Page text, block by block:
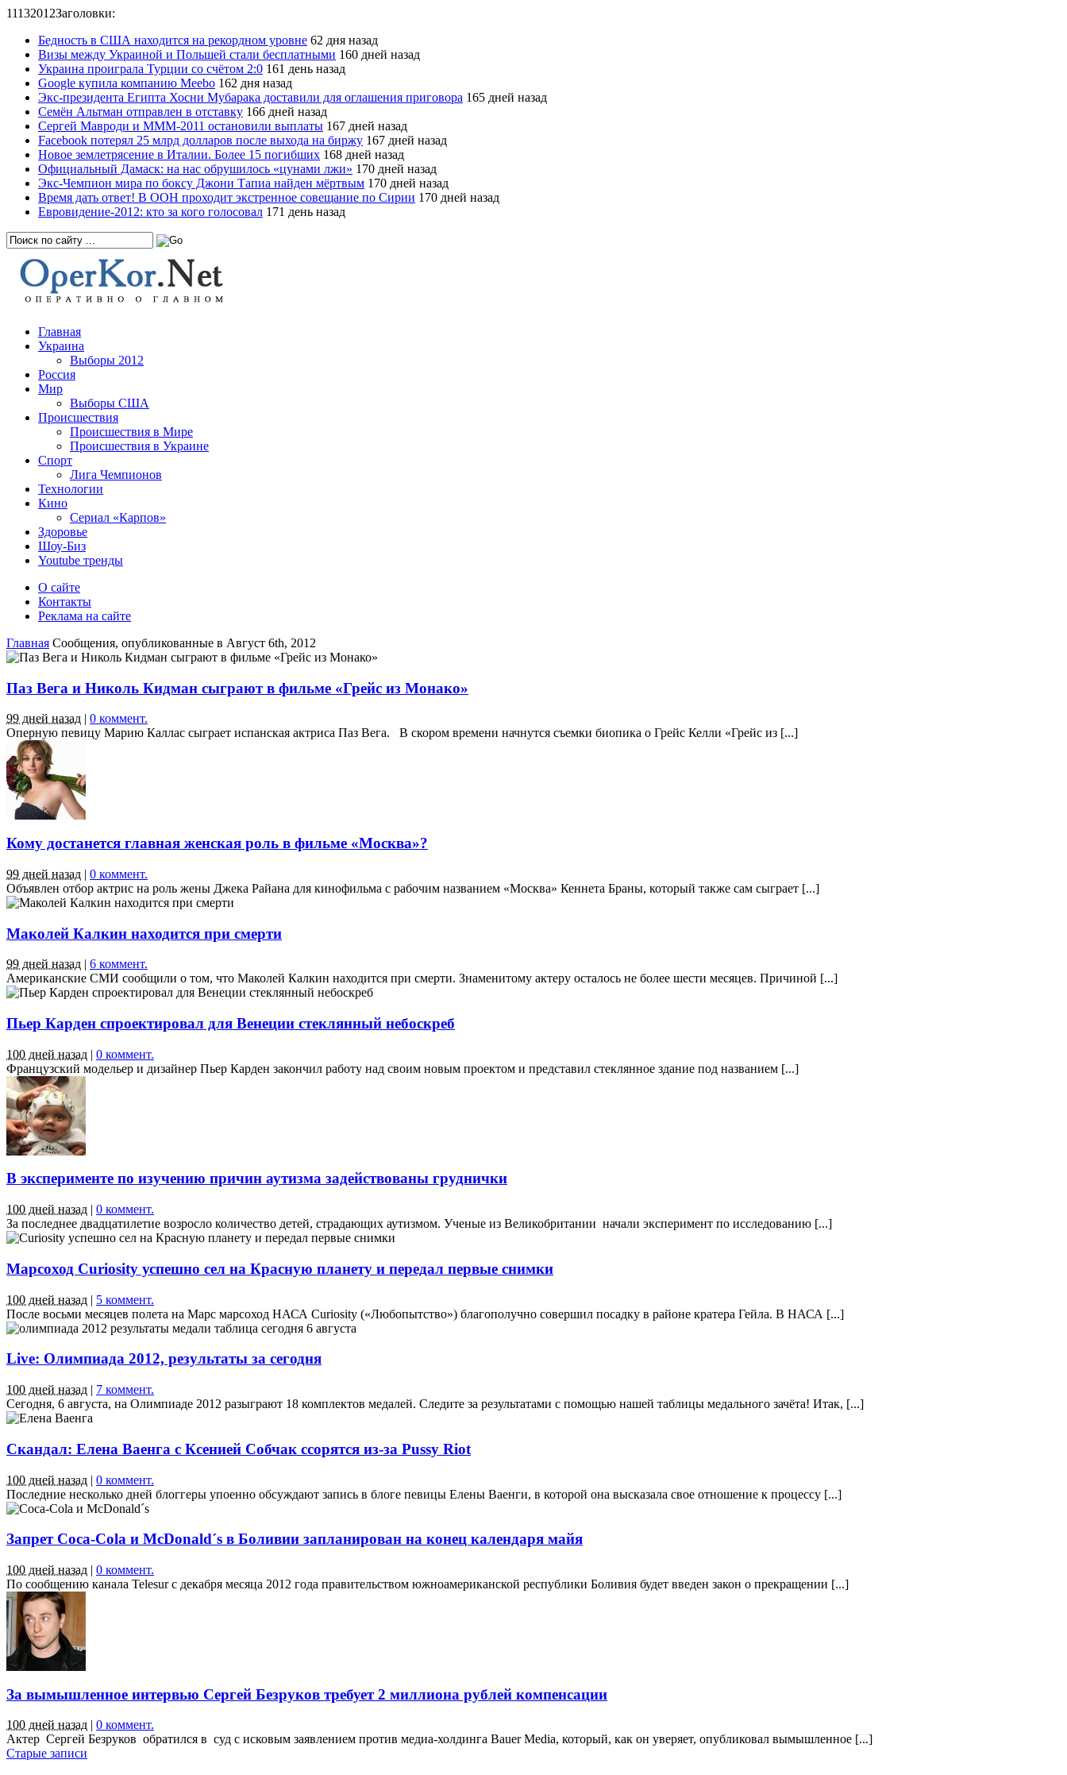
11132012Заголовки:
Бедность в США находится на рекордном уровне 62 дня назад
Визы между Украиной и Польшей стали бесплатными 160 дней назад
Украина проиграла Турции со счётом 2:0 161 день назад
Google купила компанию Meebo 162 дня назад
Экс-президента Египта Хосни Мубарака доставили для оглашения приговора 165 дней назад
Семён Альтман отправлен в отставку 166 дней назад
Сергей Мавроди и МММ-2011 остановили выплаты 167 дней назад
Facebook потерял 25 млрд долларов после выхода на биржу 167 дней назад
Новое землетрясение в Италии. Более 15 погибших 168 дней назад
Официальный Дамаск: на нас обрушилось «цунами лжи» 170 дней назад
Экс-Чемпион мира по боксу Джони Тапиа найден мёртвым 170 дней назад
Время дать ответ! В ООН проходит экстренное совещание по Сирии 170 дней назад
Евровидение-2012: кто за кого голосовал 171 день назад
Главная
Украина
Выборы 2012
Россия
Мир
Выборы США
Происшествия
Происшествия в Мире
Происшествия в Украине
Спорт
Лига Чемпионов
Технологии
Кино
Сериал «Карпов»
Здоровье
Шоу-Биз
Youtube тренды
О сайте
Контакты
Реклама на сайте
Главная Сообщения, опубликованные в Август 6th, 2012
Паз Вега и Николь Кидман сыграют в фильме «Грейс из Монако»
99 дней назад | 0 коммент.
Оперную певицу Марию Каллас сыграет испанская актриса Паз Вега. В скором времени начнутся съемки биопика о Грейс Келли «Грейс из [...]
Кому достанется главная женская роль в фильме «Москва»?
99 дней назад | 0 коммент.
Объявлен отбор актрис на роль жены Джека Райана для кинофильма с рабочим названием «Москва» Кеннета Браны, который также сам сыграет [...]
Маколей Калкин находится при смерти
99 дней назад | 6 коммент.
Американские СМИ сообщили о том, что Маколей Калкин находится при смерти. Знаменитому актеру осталось не более шести месяцев. Причиной [...]
Пьер Карден спроектировал для Венеции стеклянный небоскреб
100 дней назад | 0 коммент.
Французский модельер и дизайнер Пьер Карден закончил работу над своим новым проектом и представил стеклянное здание под названием [...]
В эксперименте по изучению причин аутизма задействованы груднички
100 дней назад | 0 коммент.
За последнее двадцатилетие возросло количество детей, страдающих аутизмом. Ученые из Великобритании начали эксперимент по исследованию [...]
Марсоход Curiosity успешно сел на Красную планету и передал первые снимки
100 дней назад | 5 коммент.
После восьми месяцев полета на Марс марсоход НАСА Curiosity («Любопытство») благополучно совершил посадку в районе кратера Гейла. В НАСА [...]
Live: Олимпиада 2012, результаты за сегодня
100 дней назад | 7 коммент.
Сегодня, 6 августа, на Олимпиаде 2012 разыграют 18 комплектов медалей. Следите за результатами с помощью нашей таблицы медального зачёта! Итак, [...]
Скандал: Елена Ваенга с Ксенией Собчак ссорятся из-за Pussy Riot
100 дней назад | 0 коммент.
Последние несколько дней блоггеры упоенно обсуждают запись в блоге певицы Елены Ваенги, в которой она высказала свое отношение к процессу [...]
Запрет Coca-Cola и McDonald´s в Боливии запланирован на конец календаря майя
100 дней назад | 0 коммент.
По сообщению канала Telesur с декабря месяца 2012 года правительством южноамериканской республики Боливия будет введен закон о прекращении [...]
За вымышленное интервью Сергей Безруков требует 2 миллиона рублей компенсации
100 дней назад | 0 коммент.
Актер Сергей Безруков обратился в суд с исковым заявлением против медиа-холдинга Bauer Media, который, как он уверяет, опубликовал вымышленное [...]
Старые записи